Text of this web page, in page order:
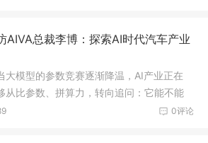
AIVA总裁李博：探索AI时代汽车产业
大模型的参数竞赛逐渐降温，AI产业正在
从比参数、拼算力，转向追问：它能不能
0评论